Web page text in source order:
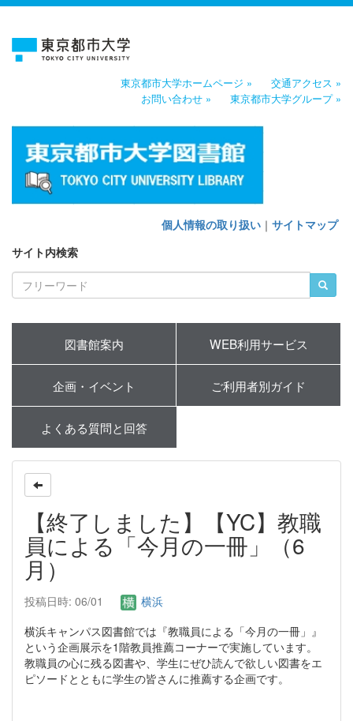
東京都市大学ホームページ »
交通アクセス »
お問い合わせ »
東京都市大学グループ »
個人情報の取り扱い ｜ サイトマップ
サイト内検索
図書館案内 WEB利用サービス
企画・イベント ご利用者別ガイド
よくある質問と回答
【終了しました】【YC】教職
員による「今月の一冊」（6
月）
投稿日時: 06/01
横浜
横浜キャンパス図書館では『教職員による「今月の一冊」』
という企画展示を1階教員推薦コーナーで実施しています。
教職員の心に残る図書や、学生にぜひ読んで欲しい図書をエ
ピソードとともに学生の皆さんに推薦する企画です。